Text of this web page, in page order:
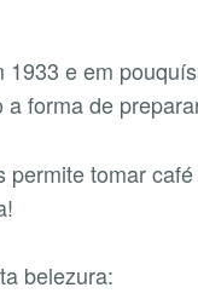
1933 e em
forma de
tomar
belezura: